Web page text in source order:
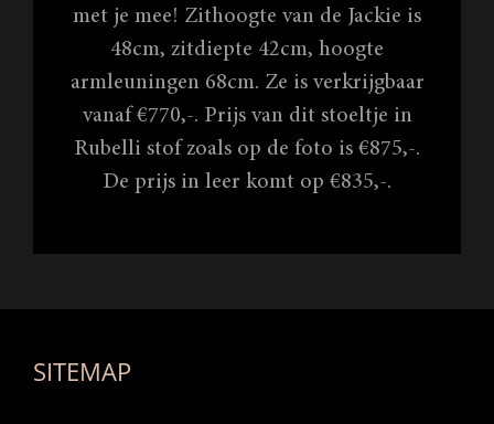
met je mee! Zithoogte van de Jackie is
48cm, zitdiepte 42cm, hoogte
armleuningen 68cm. Ze is verkrijgbaar
vanaf €770,-. Prijs van dit stoeltje in
Rubelli stof zoals op de foto is €875,-.
De prijs in leer komt op €835,-.
SITEMAP